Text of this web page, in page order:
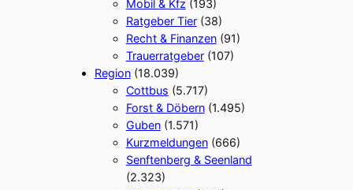
Mobil & Kfz (193)
Ratgeber Tier(38)
Recht & Finanzen(91)
Trauerratgeber(107)
Region(18.039)
Cottbus (5.717)
Forst & Döbern(1.495)
Guben(1.571)
Kurzmeldungen(666)
Senftenberg & Seenland
(2.323)